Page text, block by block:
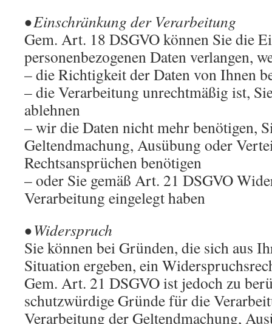
• Einschränkung der Verarbeitung
Gem. Art. 18 DSGVO können Sie die
personenbezogenen Daten verlangen,
– die Richtigkeit der Daten von Ihnen
– die Verarbeitung unrechtmäßig ist,
ablehnen
– wir die Daten nicht mehr benötigen,
Geltendmachung, Ausübung oder
Rechtsansprüchen benötigen
– oder Sie gemäß Art. 21 DSGVO
Verarbeitung eingelegt haben
• Widerspruch
Sie können bei Gründen, die sich aus
Situation ergeben, ein
Gem. Art. 21 DSGVO ist jedoch zu
schutzwürdige Gründe für die
Verarbeitung der Geltendmachung,